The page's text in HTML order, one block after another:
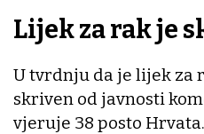
Lijek za rak je
U tvrdnju da je lijek za
skriven od javnosti
vjeruje 38 posto